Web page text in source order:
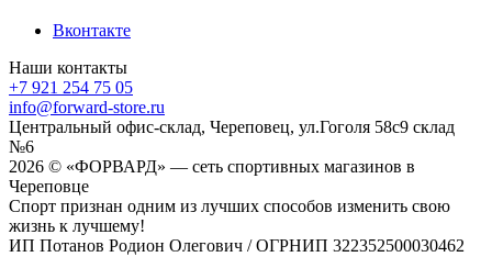
Вконтакте
Наши контакты
+7 921 254 75 05
info@forward-store.ru
Центральный офис-склад, Череповец, ул.Гоголя 58с9 склад
№6
2026 © «ФОРВАРД» — сеть спортивных магазинов в
Череповце
Спорт признан одним из лучших способов изменить свою
жизнь к лучшему!
ИП Потанов Родион Олегович / ОГРНИП 322352500030462